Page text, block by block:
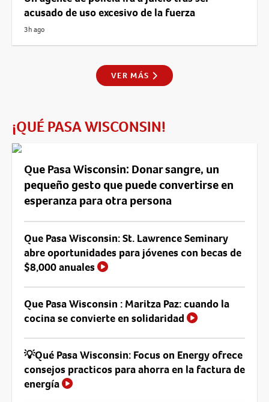
acusado de uso excesivo de la fuerza
3h ago
VER MÁS
¡QUÉ PASA WISCONSIN!
Que Pasa Wisconsin: Donar sangre, un
pequeño gesto que puede convertirse en
esperanza para otra persona
Que Pasa Wisconsin: St. Lawrence Seminary
abre oportunidades para jóvenes con becas de
$8,000 anuales
Que Pasa Wisconsin : Maritza Paz: cuando la
cocina se convierte en solidaridad
💡Qué Pasa Wisconsin: Focus on Energy ofrece
consejos practicos para ahorra en la factura de
energía